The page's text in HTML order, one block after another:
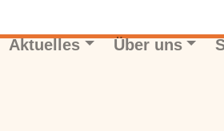
Aktuelles
Über uns